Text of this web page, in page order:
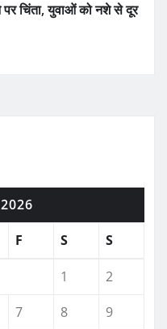
पर चिंता, युवाओं को नशे से दूर
F S S
1
2
7 8
9